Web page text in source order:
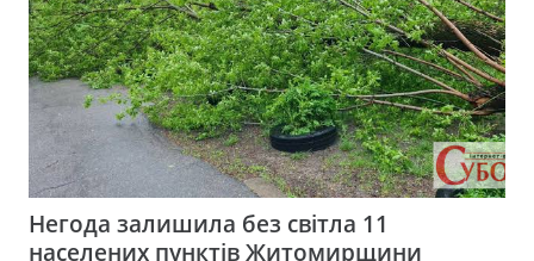
Негода залишила без світла 11
населених пунктів Житомирщини